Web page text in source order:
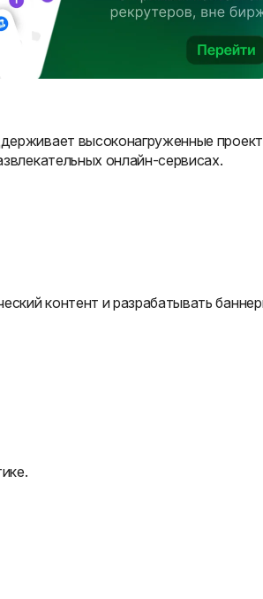
высоконагруженные
онлайн-сервисах.
контент и разрабатывать